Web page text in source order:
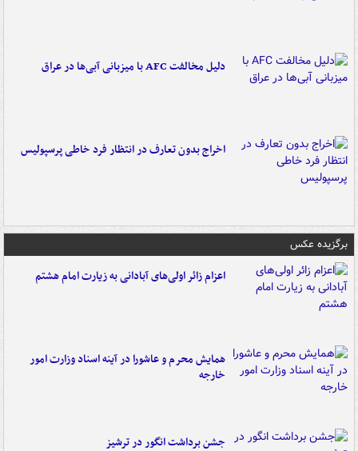
دلیل مخالفت AFC با میزبانی آبی‌ها در عراق
اخراج بدون تعارف در انتظار فرد خاطی پرسپولیس
برگزیده عکس
اعزام زائر اولی‌های آبادانی به زیارت امام هشتم
همایش محرم و عاشورا در آینه اسناد وزارت امور
خارجه
جشن برداشت انگور در ترشیز